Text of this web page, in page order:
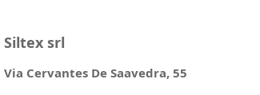
Siltex srl
Via Cervantes De Saavedra, 55